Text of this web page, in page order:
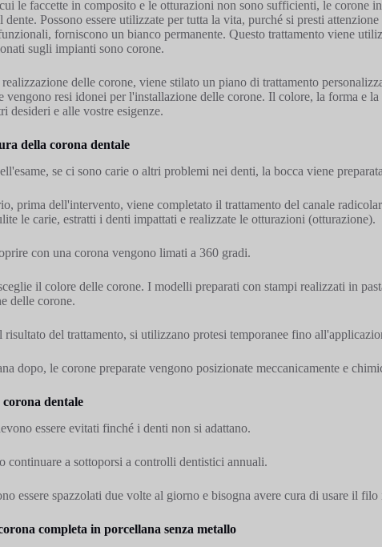
le faccette in composito e le otturazioni non sono sufficienti, le corone
dente. Possono essere utilizzate per tutta la vita, purché si presti
forniscono un bianco permanente. Questo trattamento viene
sugli impianti sono corone.
delle corone, viene stilato un piano di trattamento
vengono resi idonei per l'installazione delle corone. Il colore, la forma e
desideri e alle vostre esigenze.
della corona dentale
se ci sono carie o altri problemi nei denti, la bocca viene
prima dell'intervento, viene completato il trattamento del canale
le carie, estratti i denti impattati e realizzate le otturazioni (otturazione).
con una corona vengono limati a 360 gradi.
il colore delle corone. I modelli preparati con stampi realizzati in
delle corone.
risultato del trattamento, si utilizzano protesi temporanee fino
dopo, le corone preparate vengono posizionate meccanicamente e
dentale
essere evitati finché i denti non si adattano.
continuare a sottoporsi a controlli dentistici annuali.
essere spazzolati due volte al giorno e bisogna avere cura di usare il
completa in porcellana senza metallo